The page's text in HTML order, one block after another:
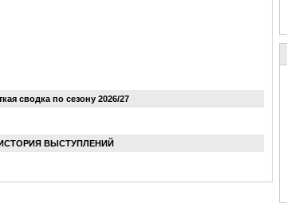
сводка по сезону 2026/27
ВЫСТУПЛЕНИЙ